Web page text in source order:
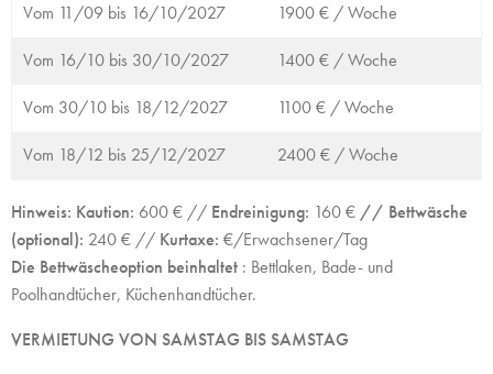
Vom 11/09 bis 16/10/2027 1900 € /Woche
Vom 16/10 bis 30/10/2027 1400 € /Woche
Vom 30/10 bis 18/12/2027 1100 € /Woche
Vom 18/12 bis 25/12/2027 2400 € /Woche
Hinweis: Kaution: 600 € // Endreinigung: 160 € // Bettwäsche
(optional): 240 € // Kurtaxe: €/Erwachsener/Tag
Die Bettwäscheoption beinhaltet : Bettlaken, Bade- und
Poolhandtücher, Küchenhandtücher.
VERMIETUNG VON SAMSTAG BIS SAMSTAG